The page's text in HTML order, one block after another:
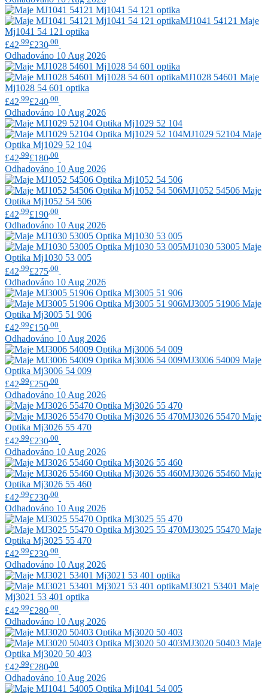
MJ1041 54121 Maje
Mj1041 54 121 optika
£42 .99£230 .00
Odhadováno 10 Aug 2026
MJ1028 54601 Maje
Mj1028 54 601 optika
£42 .99£240 .00
Odhadováno 10 Aug 2026
MJ1029 52104 Maje
Optika Mj1029 52 104
£42 .99£180 .00
Odhadováno 10 Aug 2026
MJ1052 54506 Maje
Optika Mj1052 54 506
£42 .99£190 .00
Odhadováno 10 Aug 2026
MJ1030 53005 Maje
Optika Mj1030 53 005
£42 .99£275 .00
Odhadováno 10 Aug 2026
MJ3005 51906 Maje
Optika Mj3005 51 906
£42 .99£150 .00
Odhadováno 10 Aug 2026
MJ3006 54009 Maje
Optika Mj3006 54 009
£42 .99£250 .00
Odhadováno 10 Aug 2026
MJ3026 55470 Maje
Optika Mj3026 55 470
£42 .99£230 .00
Odhadováno 10 Aug 2026
MJ3026 55460 Maje
Optika Mj3026 55 460
£42 .99£230 .00
Odhadováno 10 Aug 2026
MJ3025 55470 Maje
Optika Mj3025 55 470
£42 .99£230 .00
Odhadováno 10 Aug 2026
MJ3021 53401 Maje
Mj3021 53 401 optika
£42 .99£280 .00
Odhadováno 10 Aug 2026
MJ3020 50403 Maje
Optika Mj3020 50 403
£42 .99£280 .00
Odhadováno 10 Aug 2026